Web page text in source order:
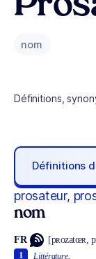
nom
Définitions,
Définitions
prosateur,
nom
FR [pʀozatœʀ,
Littérature.
1